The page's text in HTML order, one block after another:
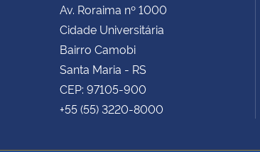
Av. Roraima nº 1000
Cidade Universitária
Bairro Camobi
Santa Maria - RS
CEP: 97105-900
+55 (55) 3220-8000